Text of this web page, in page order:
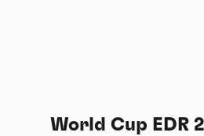
World Cup EDR